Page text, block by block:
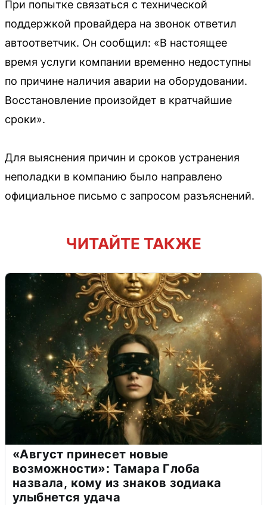
При попытке связаться с технической
поддержкой провайдера на звонок ответил
автоответчик. Он сообщил: «В настоящее
время услуги компании временно недоступны
по причине наличия аварии на оборудовании.
Восстановление произойдет в кратчайшие
сроки».
Для выяснения причин и сроков устранения
неполадки в компанию было направлено
официальное письмо с запросом разъяснений.
ЧИТАЙТЕ ТАКЖЕ
«Август принесет новые
возможности»: Тамара Глоба
назвала, кому из знаков зодиака
улыбнется удача